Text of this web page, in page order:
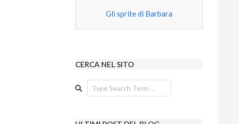
Gli sprite di Barbara
CERCA NEL SITO
Search